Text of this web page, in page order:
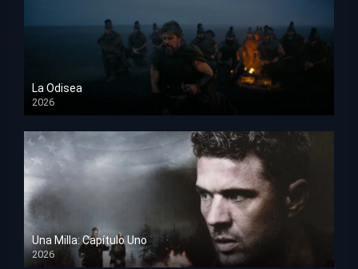
La Odisea
2026
TS Screener
Una Milla: Capítulo Uno
2026
HD 1080p